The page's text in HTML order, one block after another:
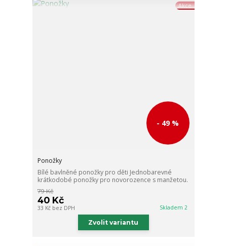
Akce
- 49 %
Ponožky
Bílé bavlněné ponožky pro děti Jednobarevné
krátkodobé ponožky pro novorozence s manžetou.
79 Kč
40 Kč
33 Kč bez DPH Skladem 2
Zvolit variantu